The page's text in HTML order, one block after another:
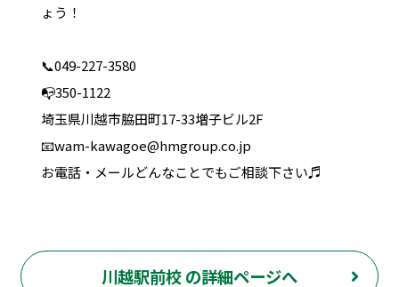
ょう！
📞049-227-3580
📭350-1122
埼玉県川越市脇田町17-33増子ビル2F
📧wam-kawagoe@hmgroup.co.jp
お電話・メールどんなことでもご相談下さい♬
川越駅前校 の詳細ページへ